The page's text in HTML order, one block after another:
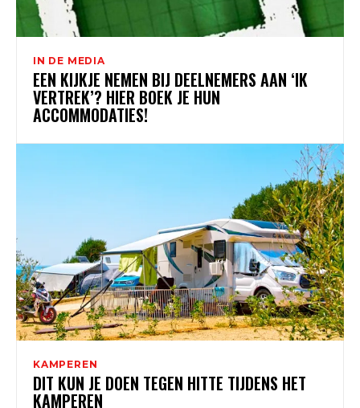
IN DE MEDIA
EEN KIJKJE NEMEN BIJ DEELNEMERS AAN ‘IK
VERTREK’? HIER BOEK JE HUN
ACCOMMODATIES!
KAMPEREN
DIT KUN JE DOEN TEGEN HITTE TIJDENS HET
KAMPEREN